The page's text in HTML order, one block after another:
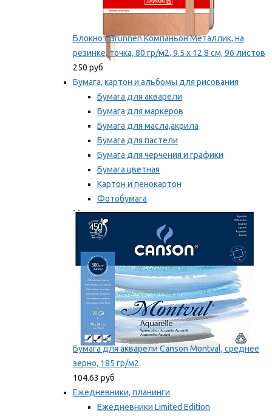
Блокнот Brunnen Компаньон Металлик, на
резинке, точка, 80 гр/м2, 9.5 х 12.8 см, 96 листов
250 руб
Бумага, картон и альбомы для рисования
Бумага для акварели
Бумага для маркеров
Бумага для масла,акрила
Бумага для пастели
Бумага для черчения и графики
Бумага цветная
Картон и пенокартон
Фотобумага
Мы рекомендуем
Бумага для акварели Canson Montval, среднее
зерно, 185 гр/м2
104.63 руб
Ежедневники, планинги
Ежедневники Limited Edition